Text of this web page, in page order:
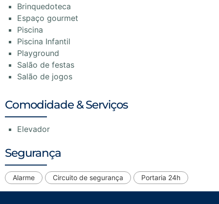
Brinquedoteca
Espaço gourmet
Piscina
Piscina Infantil
Playground
Salão de festas
Salão de jogos
Comodidade & Serviços
Elevador
Segurança
Alarme Circuito de segurança Portaria 24h